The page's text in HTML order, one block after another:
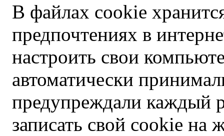
В файлах cookie
предпочтениях в
настроить свои
автоматически
предупреждали каждый
записать свой cookie на